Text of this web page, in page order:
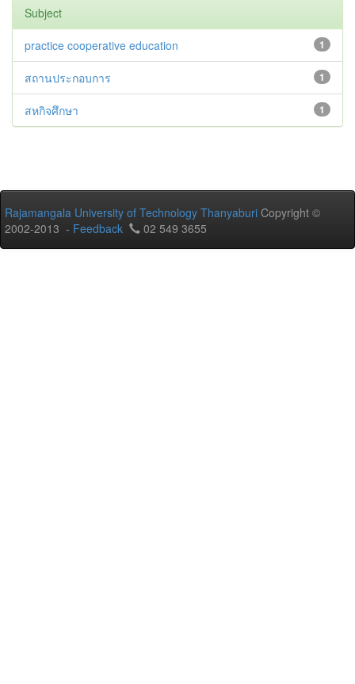
Subject
1
practice cooperative education
1
สถานประกอบการ
1
สหกิจศึกษา
Rajamangala University of Technology Thanyaburi Copyright ©
2002-2013 - Feedback 02 549 3655